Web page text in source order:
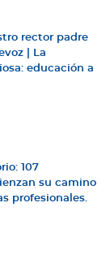
rector padre
| La
educación a
107
su camino
profesionales.